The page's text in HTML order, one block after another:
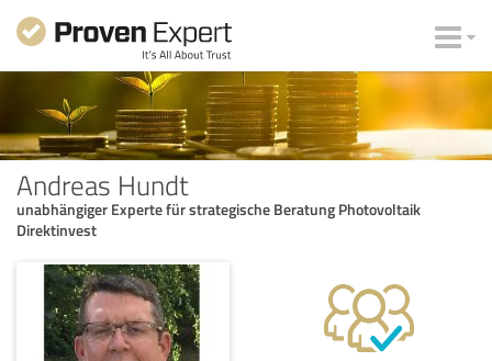
Andreas Hundt
unabhängiger Experte für strategische Beratung Photovoltaik
Direktinvest